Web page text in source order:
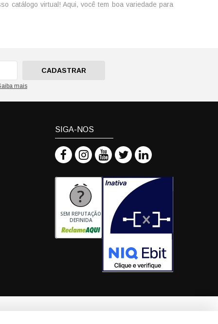
catálogo virtual! Aqui, você tem boa variedade para
CADASTRAR
mais
SIGA-NOS
SEM REPUTAÇÃO
DEFINIDA